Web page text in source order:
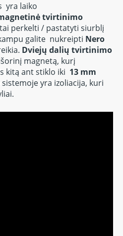
yra laiko
tvirtinimo
perkelti / pastatyti siurblį
galite nukreipti Nero
Dviejų dalių tvirtinimo
magnetą, kurį
kitą ant stiklo iki 13 mm
yra izoliacija, kuri